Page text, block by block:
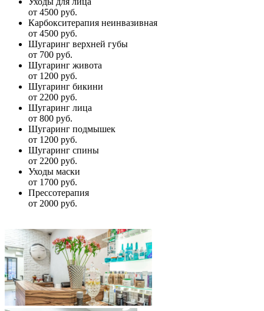
от 4500 руб.
Карбокситерапия неинвазивная
от 4500 руб.
Шугаринг верхней губы
от 700 руб.
Шугаринг живота
от 1200 руб.
Шугаринг бикини
от 2200 руб.
Шугаринг лица
от 800 руб.
Шугаринг подмышек
от 1200 руб.
Шугаринг спины
от 2200 руб.
Уходы маски
от 1700 руб.
Прессотерапия
от 2000 руб.